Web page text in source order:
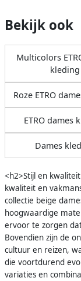
Bekijk ook
Multicolors
kleding
Roze ETRO
ETRO dames
Dames
<h2>Stijl en
kwaliteit en
collectie beige
hoogwaardige
ervoor te zorgen
Bovendien zijn de
cultuur en reizen,
die voortdurend
variaties en